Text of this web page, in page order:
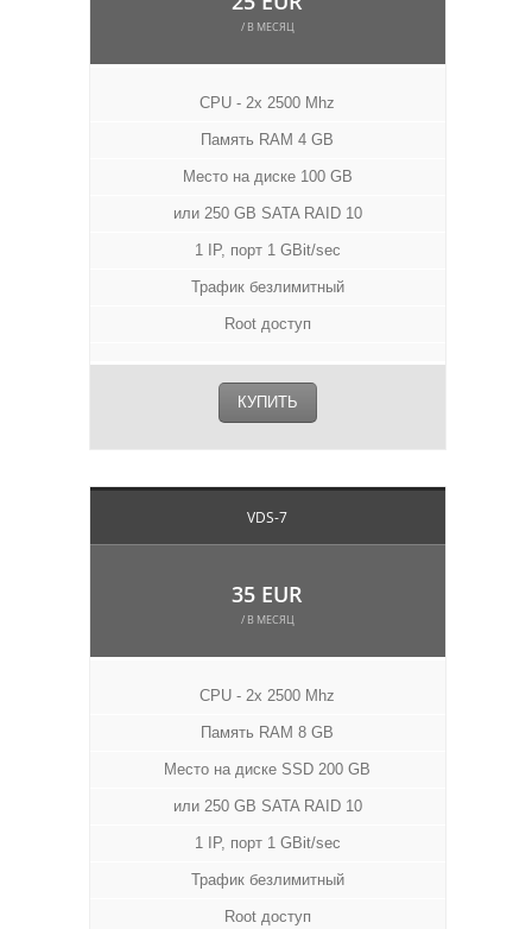
/ В МЕСЯЦ
CPU - 2x 2500 Mhz
Память RAM 4 GB
Место на диске 100 GB
или 250 GB SATA RAID 10
1 IP, порт 1 GBit/sec
Трафик безлимитный
Root доступ
КУПИТЬ
VDS-7
35 EUR
/ В МЕСЯЦ
CPU - 2x 2500 Mhz
Память RAM 8 GB
Место на диске SSD 200 GB
или 250 GB SATA RAID 10
1 IP, порт 1 GBit/sec
Трафик безлимитный
Root доступ